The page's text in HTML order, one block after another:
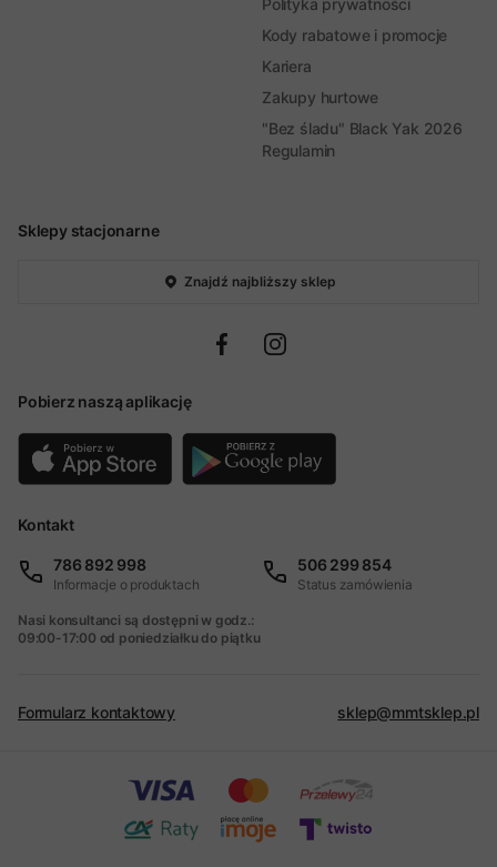
Sklepy stacjonarne
Znajdź najbliższy sklep
Pobierz naszą aplikację
Polityka prywatności
Kody rabatowe i promocje
Kariera
Zakupy hurtowe
"Bez śladu" Black Yak 2026
Regulamin
Kontakt
786 892 998
Informacje o produktach
506 299 854
Status zamówienia
Nasi konsultanci są dostępni w godz.:
09:00-17:00 od poniedziałku do piątku
Formularz kontaktowy sklep@mmtsklep.pl